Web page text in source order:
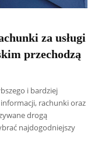
za usługi
przechodzą
i bardziej
rachunki oraz
drogą
najdogodniejszy
Antoni Radczenko
Grzegorz Górny